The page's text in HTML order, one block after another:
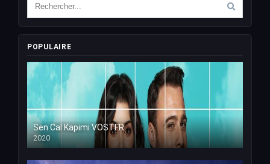
POPULAIRE
Sen Cal Kapimi VOSTFR
2020